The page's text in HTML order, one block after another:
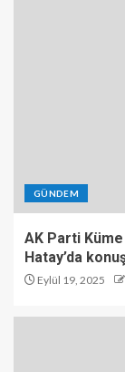
GÜNDEM
AK Parti
Hatay’da
Eylül 19, 2025